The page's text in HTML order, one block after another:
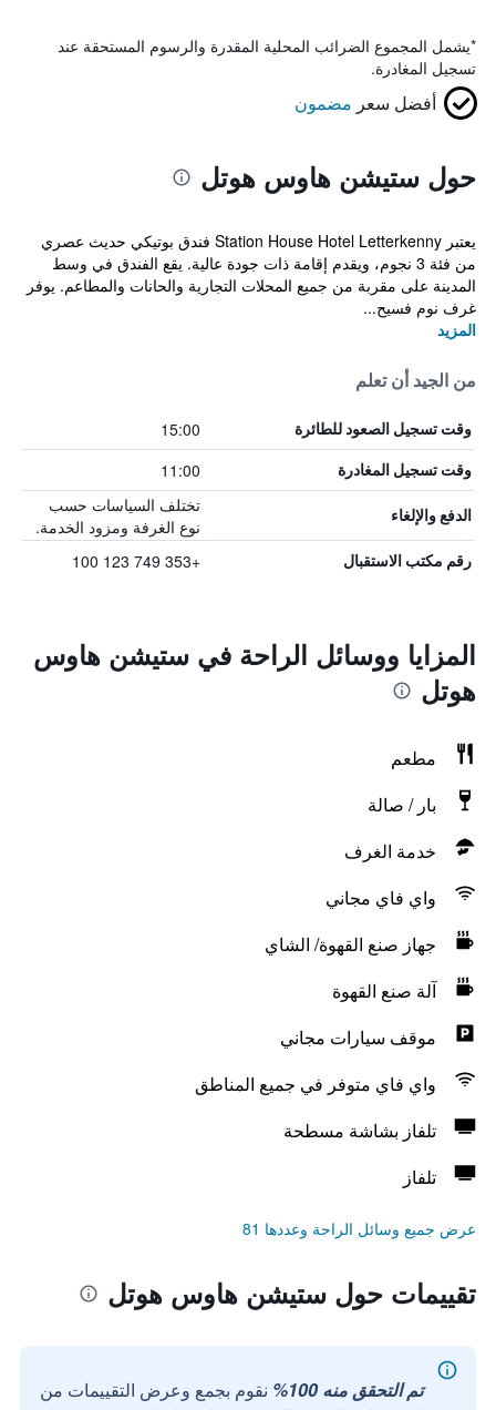
*يشمل المجموع الضرائب المحلية المقدرة والرسوم المستحقة عند
تسجيل المغادرة.
أفضل سعر مضمون
حول ستيشن هاوس هوتل
يعتبر Station House Hotel Letterkenny فندق بوتيكي حديث عصري
من فئة 3 نجوم، ويقدم إقامة ذات جودة عالية. يقع الفندق في وسط
المدينة على مقربة من جميع المحلات التجارية والحانات والمطاعم. يوفر
غرف نوم فسيح...
المزيد
من الجيد أن تعلم
وقت تسجيل الصعود للطائرة 15:00
وقت تسجيل المغادرة 11:00
الدفع والإلغاء
تختلف السياسات حسب
نوع الغرفة ومزود الخدمة.
رقم مكتب الاستقبال +353 749 123 100
المزايا ووسائل الراحة في ستيشن هاوس
هوتل
مطعم
بار / صالة
خدمة الغرف
واي فاي مجاني
جهاز صنع القهوة/ الشاي
آلة صنع القهوة
موقف سيارات مجاني
واي فاي متوفر في جميع المناطق
تلفاز بشاشة مسطحة
تلفاز
عرض جميع وسائل الراحة وعددها 81
تقييمات حول ستيشن هاوس هوتل
تم التحقق منه 100%
نقوم بجمع وعرض التقييمات من